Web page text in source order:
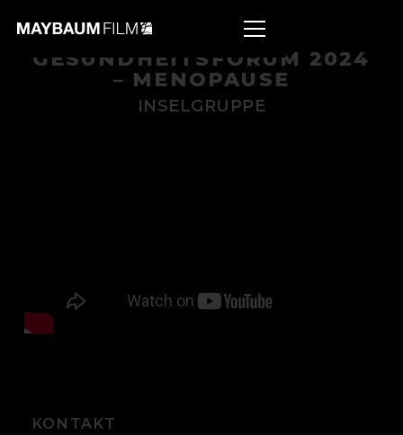
GESUNDHEITSFORUM 2024
– MENOPAUSE
INSELGRUPPE
KONTAKT